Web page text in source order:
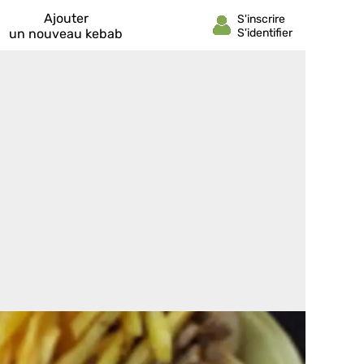
Ajouter
un nouveau kebab